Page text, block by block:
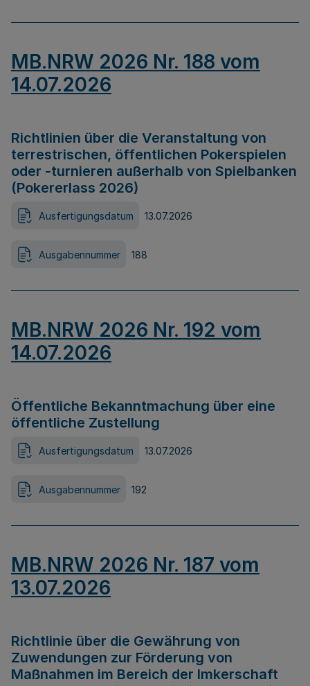
MB.NRW 2026 Nr. 188 vom
14.07.2026
Richtlinien über die Veranstaltung von
terrestrischen, öffentlichen Pokerspielen
oder -turnieren außerhalb von Spielbanken
(Pokererlass 2026)
Ausfertigungsdatum 13.07.2026
Ausgabennummer 188
MB.NRW 2026 Nr. 192 vom
14.07.2026
Öffentliche Bekanntmachung über eine
öffentliche Zustellung
Ausfertigungsdatum 13.07.2026
Ausgabennummer 192
MB.NRW 2026 Nr. 187 vom
13.07.2026
Richtlinie über die Gewährung von
Zuwendungen zur Förderung von
Maßnahmen im Bereich der Imkerschaft